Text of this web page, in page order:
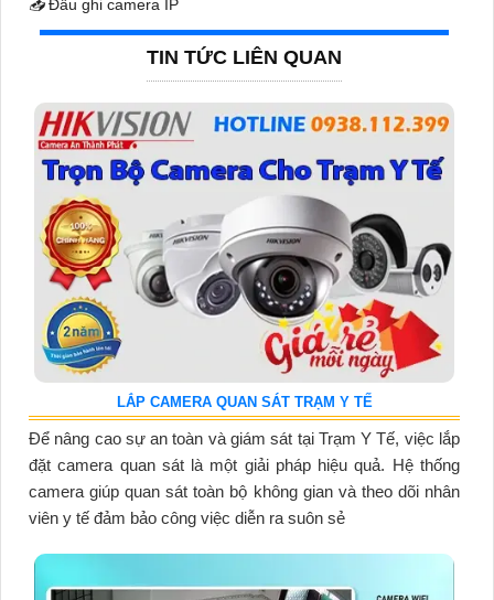
📥Đầu ghi camera IP
TIN TỨC LIÊN QUAN
LẮP CAMERA QUAN SÁT TRẠM Y TẾ
Để nâng cao sự an toàn và giám sát tại Trạm Y Tế, việc lắp
đặt camera quan sát là một giải pháp hiệu quả. Hệ thống
camera giúp quan sát toàn bộ không gian và theo dõi nhân
viên y tế đảm bảo công việc diễn ra suôn sẻ